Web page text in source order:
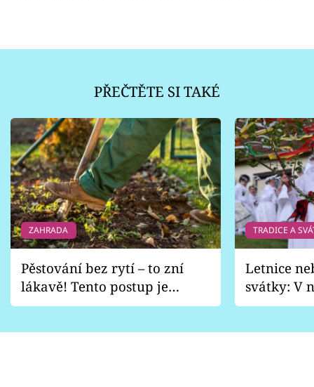
PŘEČTĚTE SI TAKÉ
ZAHRADA
Pěstování bez rytí – to zní
lákavě! Tento postup je
vhodný jen pro některé
TRADICE A
Letnice
svátky: V
pondělí